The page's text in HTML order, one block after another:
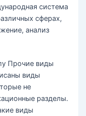
система
сферах,
анализ
Прочие виды
виды
не
разделы.
виды